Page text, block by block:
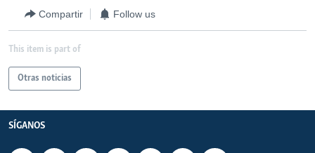
Compartir Follow us
This item is part of
Otras noticias
SÍGANOS